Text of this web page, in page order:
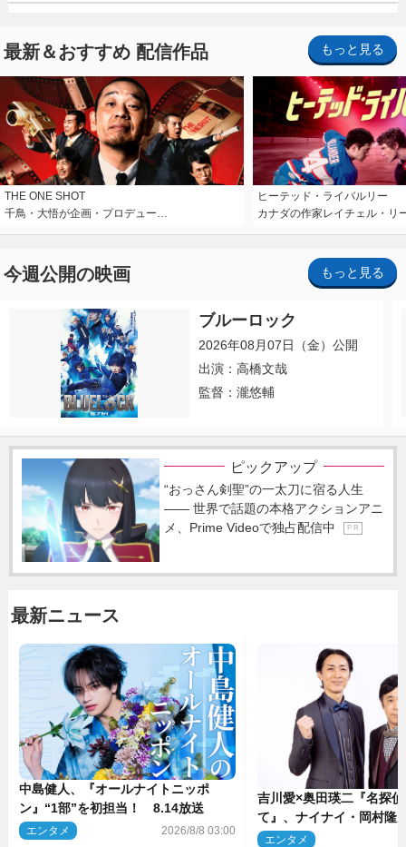
最新＆おすすめ 配信作品 もっと見る
THE ONE SHOT
千鳥・大悟が企画・プロデュー…
ヒーテッド・ライバルリー
カナダの作家レイチェル・リ
今週公開の映画 もっと見る
ブルーロック
2026年08月07日（金）公開
出演：高橋文哉
監督：瀧悠輔
ピックアップ
“おっさん剣聖”の一太刀に宿る人生
―― 世界で話題の本格アクションアニ
メ、Prime Videoで独占配信中
P R
最新ニュース
中島健人、『オールナイトニッポ
ン』“1部”を初担当！ 8.14放送
エンタメ 2026/8/8 03:00
吉川愛×奥田瑛二『名探
て』、ナイナイ・岡村隆
のゲスト出演が決定！
エンタメ